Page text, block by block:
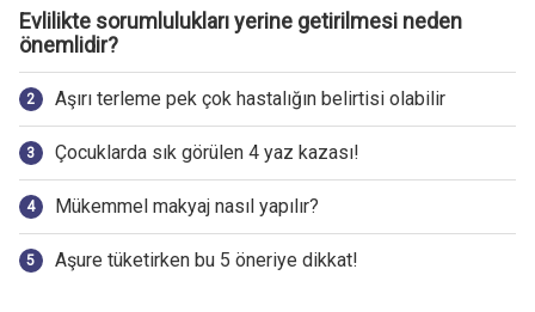
Evlilikte sorumlulukları yerine getirilmesi neden
önemlidir?
Aşırı terleme pek çok hastalığın belirtisi olabilir
Çocuklarda sık görülen 4 yaz kazası!
Mükemmel makyaj nasıl yapılır?
Aşure tüketirken bu 5 öneriye dikkat!